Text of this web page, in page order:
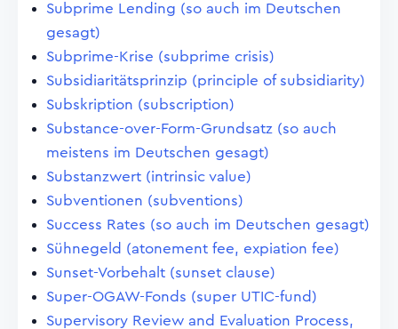
Subprime Lending (so auch im Deutschen
gesagt)
Subprime-Krise (subprime crisis)
Subsidiaritätsprinzip (principle of subsidiarity)
Subskription (subscription)
Substance-over-Form-Grundsatz (so auch
meistens im Deutschen gesagt)
Substanzwert (intrinsic value)
Subventionen (subventions)
Success Rates (so auch im Deutschen gesagt)
Sühnegeld (atonement fee, expiation fee)
Sunset-Vorbehalt (sunset clause)
Super-OGAW-Fonds (super UTIC-fund)
Supervisory Review and Evaluation Process,